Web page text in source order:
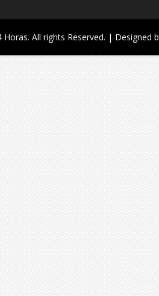
Horas. All rights Reserved. | Designed